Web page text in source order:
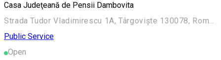
Casa Judeţeană de Pensii Dambovita
Strada Tudor Vladimirescu 1A, Târgoviște 130078, România
Public Service
Open